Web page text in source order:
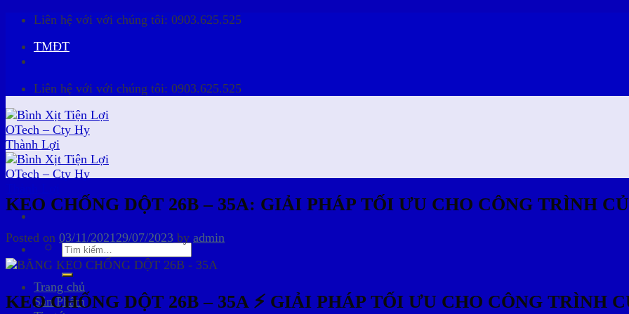
Skip
content
Liên hệ với với chúng tôi: 0903.625.525
TMĐT
Liên hệ với với chúng tôi: 0903.625.525
Tìm
kiếm:
Trang chủ
Sản Phẩm
KEO CHỐNG DỘT 26B – 35A: GIẢI PHÁP TỐI ƯU CHO CÔNG TRÌNH
Posted on 03/11/202129/07/2023 by admin
KEO CHỐNG DỘT 26B – 35A ⚡ GIẢI PHÁP TỐI ƯU CHO CÔNG TRÌNH